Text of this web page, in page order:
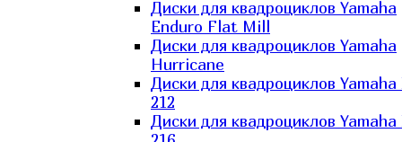
Диски для квадроциклов Yamaha
Enduro Flat Mill
Диски для квадроциклов Yamaha
Hurricane
Диски для квадроциклов
212
Диски для квадроциклов